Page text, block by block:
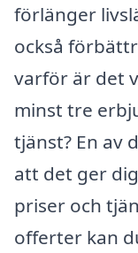
förlänger
också
varför är det
minst tre
tjänst? En av
att det ger
priser och
offerter kan